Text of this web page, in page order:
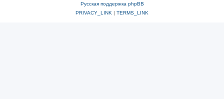
Русская поддержка phpBB
PRIVACY_LINK | TERMS_LINK